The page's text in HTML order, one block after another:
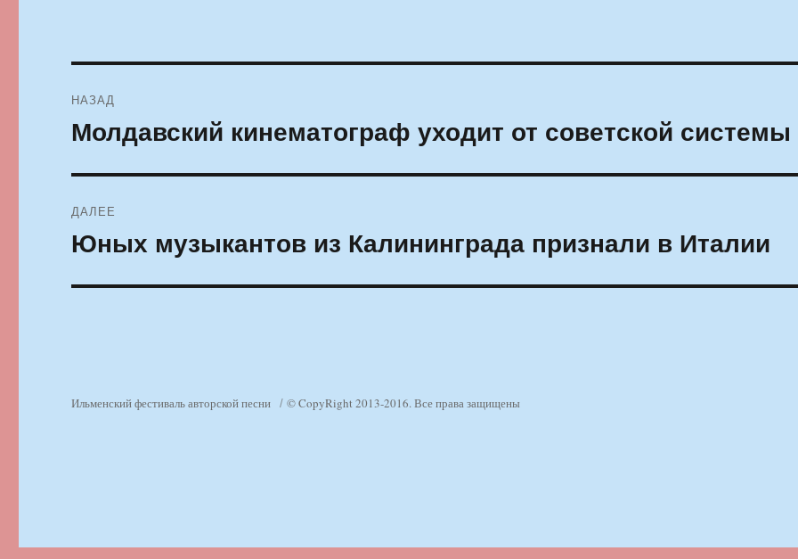
по
НАЗАД
Предыдущая
Молдавский кинематограф уходит от советской системы
ДАЛЕЕ
Следующая
Юных музыкантов из Калининграда признали в Италии
Ильменский фестиваль авторской песни © CopyRight 2013-2016. Все права защищены